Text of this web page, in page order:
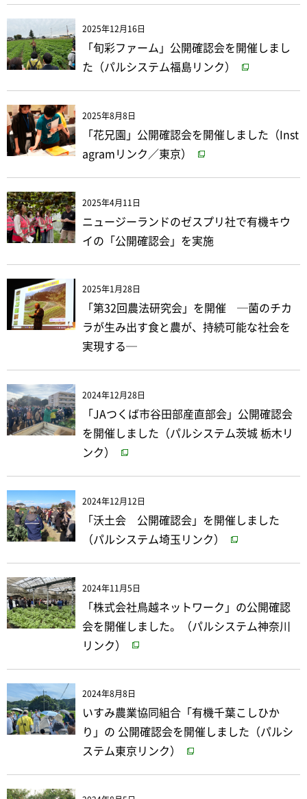
2025年12月16日
「旬彩ファーム」公開確認会を開催しまし
た（パルシステム福島リンク）
2025年8月8日
「花兄園」公開確認会を開催しました（Inst
agramリンク／東京）
2025年4月11日
ニュージーランドのゼスプリ社で有機キウ
イの「公開確認会」を実施
2025年1月28日
「第32回農法研究会」を開催 ─菌のチカ
ラが生み出す食と農が、持続可能な社会を
実現する─
2024年12月28日
「JAつくば市谷田部産直部会」公開確認会
を開催しました（パルシステム茨城 栃木リ
ンク）
2024年12月12日
「沃土会 公開確認会」を開催しました
（パルシステム埼玉リンク）
2024年11月5日
「株式会社鳥越ネットワーク」の公開確認
会を開催しました。（パルシステム神奈川
リンク）
2024年8月8日
いすみ農業協同組合「有機千葉こしひか
り」の 公開確認会を開催しました（パルシ
ステム東京リンク）